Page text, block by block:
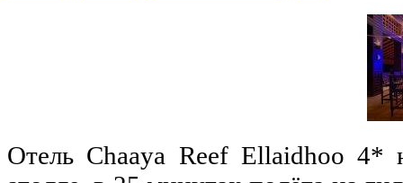
Отель Chaaya Reef Ellaidhoo 4*